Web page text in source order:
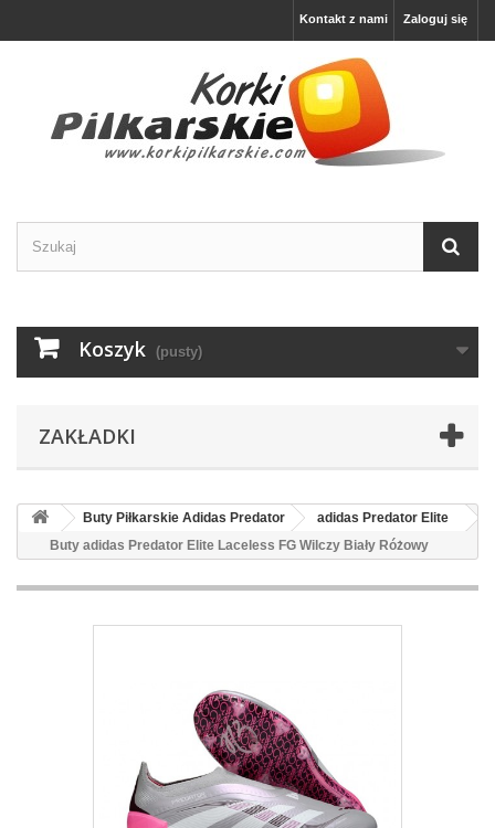
Zaloguj się
Kontakt z nami
Koszyk (pusty)
ZAKŁADKI
Buty Piłkarskie Adidas Predator
adidas Predator Elite
Buty adidas Predator Elite Laceless FG Wilczy Biały Różowy